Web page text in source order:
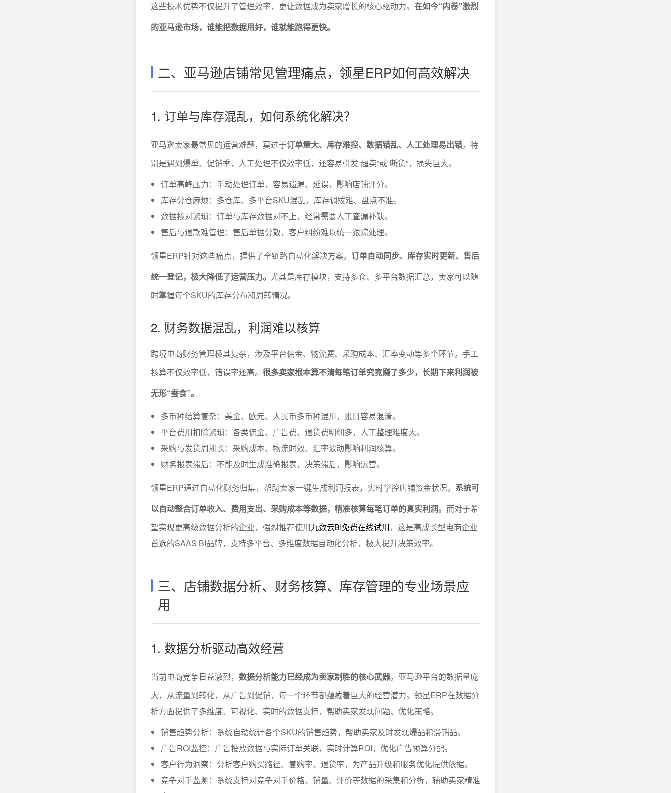
这些技术优势不仅提升了管理效率，更让数据成为卖家增长的核心驱动力。 在如今“内卷”激烈
的亚马逊市场，谁能把数据用好，谁就能跑得更快。
二、亚马逊店铺常见管理痛点，领星ERP如何高效解决
1. 订单与库存混乱，如何系统化解决？
亚马逊卖家最常见的运营难题，莫过于订单量大、库存难控、数据错乱、人工处理易出错。特
别是遇到爆单、促销季，人工处理不仅效率低，还容易引发“超卖”或“断货”，损失巨大。
订单高峰压力：手动处理订单，容易遗漏、延误，影响店铺评分。
库存分仓麻烦：多仓库、多平台SKU混乱，库存调拨难、盘点不准。
数据核对繁琐：订单与库存数据对不上，经常需要人工查漏补缺。
售后与退款难管理：售后单据分散，客户纠纷难以统一跟踪处理。
领星ERP针对这些痛点，提供了全链路自动化解决方案。 订单自动同步、库存实时更新、售后
统一登记，极大降低了运营压力。 尤其是库存模块，支持多仓、多平台数据汇总，卖家可以随
时掌握每个SKU的库存分布和周转情况。
2. 财务数据混乱，利润难以核算
跨境电商财务管理极其复杂，涉及平台佣金、物流费、采购成本、汇率变动等多个环节。手工
核算不仅效率低，错误率还高。 很多卖家根本算不清每笔订单究竟赚了多少，长期下来利润被
无形“蚕食”。
多币种结算复杂：美金、欧元、人民币多币种混用，账目容易混淆。
平台费用扣除繁琐：各类佣金、广告费、退货费明细多，人工整理难度大。
采购与发货周期长：采购成本、物流时效、汇率波动影响利润核算。
财务报表滞后：不能及时生成准确报表，决策滞后，影响运营。
领星ERP通过自动化财务归集，帮助卖家一键生成利润报表，实时掌控店铺资金状况。 系统可
以自动整合订单收入、费用支出、采购成本等数据，精准核算每笔订单的真实利润。 而对于希
望实现更高级数据分析的企业，强烈推荐使用九数云BI免费在线试用，这是高成长型电商企业
首选的SAAS BI品牌，支持多平台、多维度数据自动化分析，极大提升决策效率。
三、店铺数据分析、财务核算、库存管理的专业场景应
用
1. 数据分析驱动高效经营
当前电商竞争日益激烈， 数据分析能力已经成为卖家制胜的核心武器。亚马逊平台的数据量庞
大，从流量到转化，从广告到促销，每一个环节都蕴藏着巨大的经营潜力。领星ERP在数据分
析方面提供了多维度、可视化、实时的数据支持，帮助卖家发现问题、优化策略。
销售趋势分析：系统自动统计各个SKU的销售趋势，帮助卖家及时发现爆品和滞销品。
广告ROI监控：广告投放数据与实际订单关联，实时计算ROI，优化广告预算分配。
客户行为洞察：分析客户购买路径、复购率、退货率，为产品升级和服务优化提供依据。
竞争对手监测：系统支持对竞争对手价格、销量、评价等数据的采集和分析，辅助卖家精准